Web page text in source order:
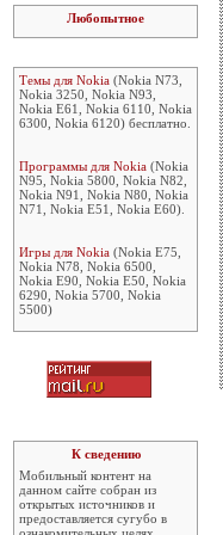
Любопытное
Темы для Nokia (Nokia N73,
Nokia 3250, Nokia N93,
Nokia E61, Nokia 6110, Nokia
6300, Nokia 6120) бесплатно.
Программы для Nokia (Nokia
N95, Nokia 5800, Nokia N82,
Nokia N91, Nokia N80, Nokia
N71, Nokia E51, Nokia E60).
Игры для Nokia (Nokia E75,
Nokia N78, Nokia 6500,
Nokia E90, Nokia E50, Nokia
6290, Nokia 5700, Nokia
5500)
К сведению
Мобильный контент на
данном сайте собран из
открытых источников и
предоставляется сугубо в